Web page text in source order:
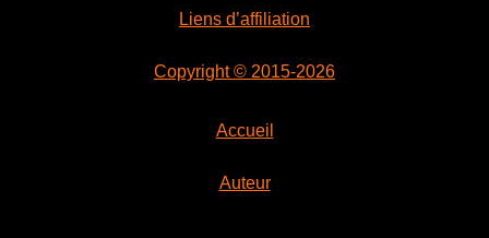
Liens d’affiliation
Copyright © 2015-2026
Accueil
Auteur